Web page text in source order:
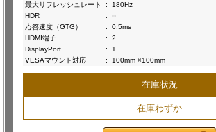
最大リフレッシュレート
:
180Hz
HDR
:
○
応答速度（GTG）
:
0.5ms
HDMI端子
:
2
DisplayPort
:
1
VESAマウント対応
: 100mm ×100mm
在庫状況
在庫わずか